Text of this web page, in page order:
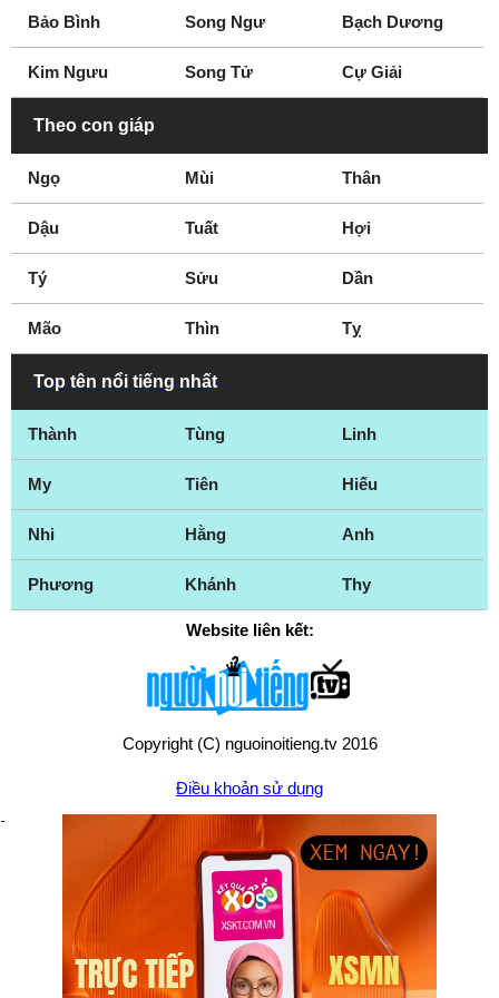
Bảo Bình Song Ngư Bạch Dương
Kim Ngưu Song Tử Cự Giải
Theo con giáp
Ngọ Mùi Thân
Dậu Tuất Hợi
Tý Sửu Dần
Mão Thìn Tỵ
Top tên nổi tiếng nhất
Thành Tùng Linh
My Tiên Hiếu
Nhi Hằng Anh
Phương Khánh Thy
Website liên kết:
Copyright (C) nguoinoitieng.tv 2016
Điều khoản sử dụng
Chính sách quyền riêng tư
Liên hệ: mail.nguoinoitieng.tv@gmail.com